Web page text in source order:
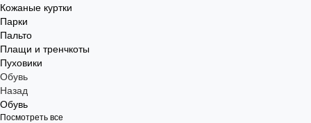
Кожаные куртки
Парки
Пальто
Плащи и тренчкоты
Пуховики
Обувь
Назад
Обувь
Посмотреть все